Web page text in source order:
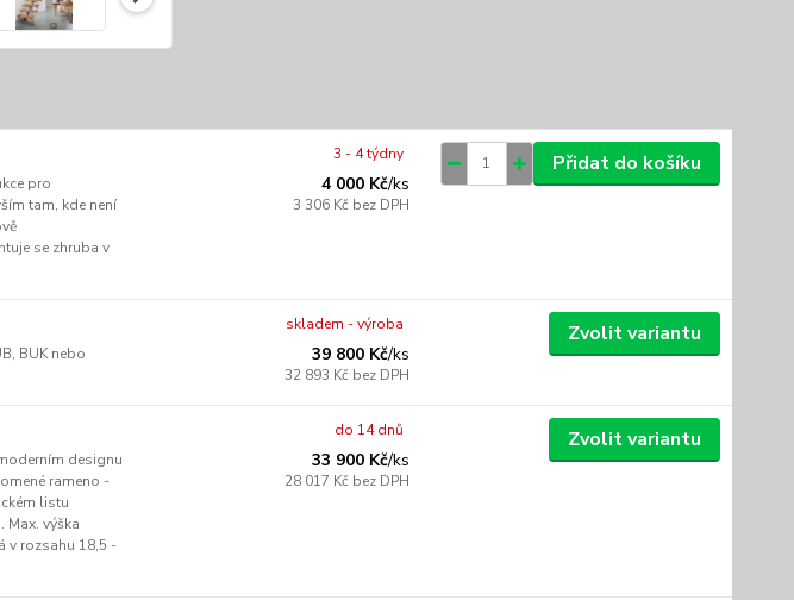
pro
tam, kde není
se zhruba v
4 000 Kč/ks
3 306 Kč bez DPH
3 - 4 týdny Přidat do košíku
BUK nebo
39 800 Kč/ks
32 893 Kč bez DPH
skladem - výroba Zvolit variantu
designu
rameno -
listu
výška
v rozsahu 18,5 -
33 900 Kč/ks
28 017 Kč bez DPH
do 14 dnů Zvolit variantu